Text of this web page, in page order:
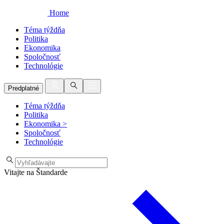
Home
Téma týždňa
Politika
Ekonomika
Spoločnosť
Technológie
Predplatné
Téma týždňa
Politika
Ekonomika >
Spoločnosť
Technológie
Vitajte na Štandarde